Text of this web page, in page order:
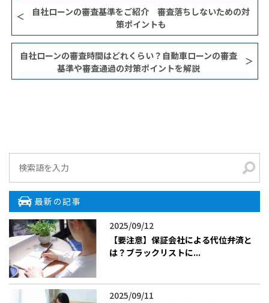
自社ローンの審査基準をご紹介 審査落ちしないための対
策ポイントも
自社ローンの審査時間はどれくらい？自動車ローンの審査
基準や審査通過の対策ポイントを解説
最新の記事
2025/09/12
【要注意】保証会社による代位弁済と
は？ブラックリストに...
2025/09/11